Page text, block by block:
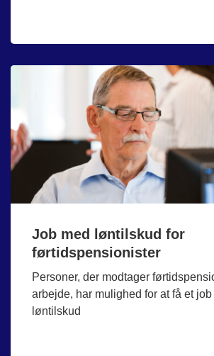
Job med løntilskud for
førtidspensionister
Personer, der modtager
arbejde, har mulighed for at få et job
løntilskud